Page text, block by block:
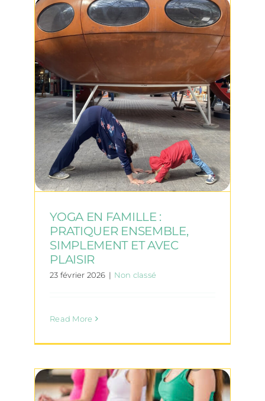
YOGA EN FAMILLE :
PRATIQUER ENSEMBLE,
SIMPLEMENT ET AVEC
PLAISIR
23 février 2026 | Non classé
Read More